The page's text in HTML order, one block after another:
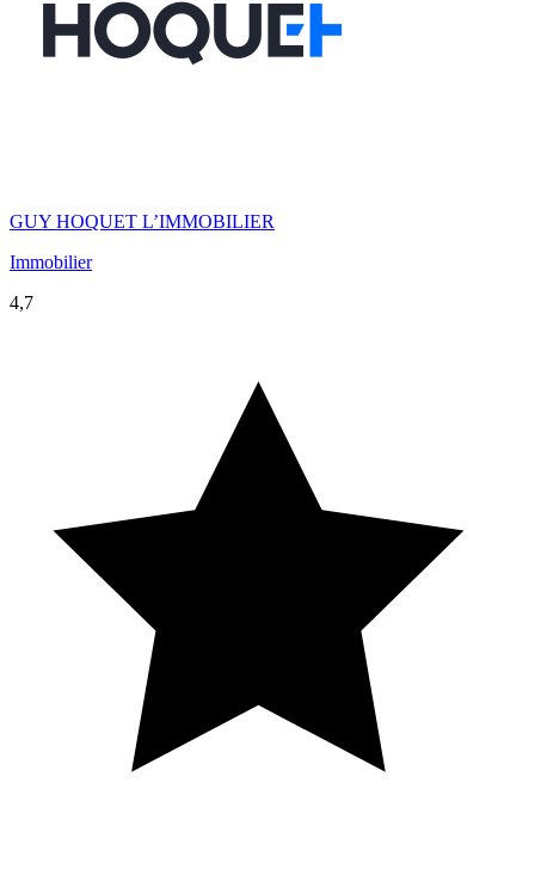
GUY HOQUET L’IMMOBILIER
Immobilier
4,7